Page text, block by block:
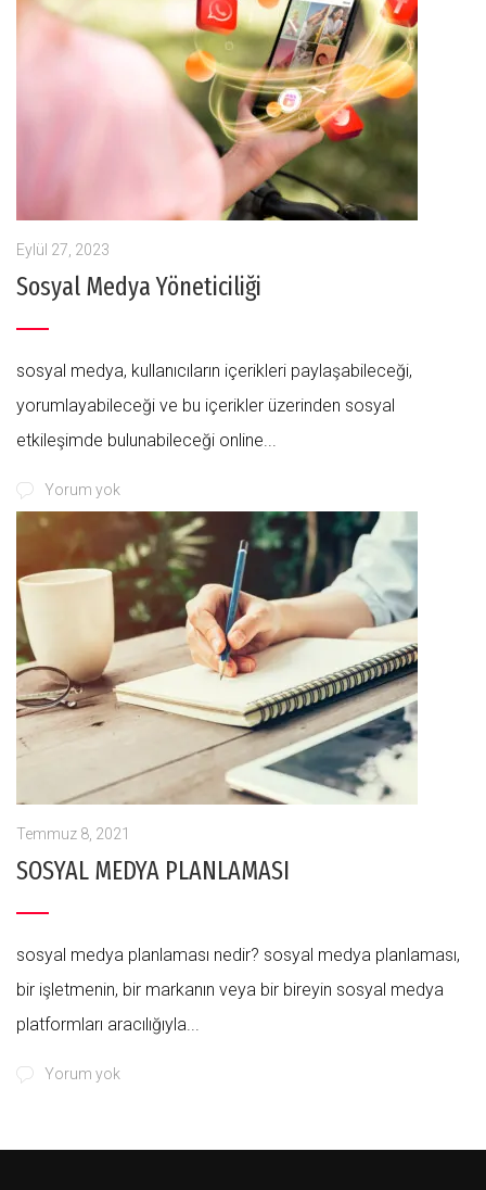
Eylül 27, 2023
Sosyal Medya Yöneticiliği
sosyal medya, kullanıcıların içerikleri paylaşabileceği,
yorumlayabileceği ve bu içerikler üzerinden sosyal
etkileşimde bulunabileceği online...
Yorum yok
Temmuz 8, 2021
SOSYAL MEDYA PLANLAMASI
sosyal medya planlaması nedir? sosyal medya planlaması,
bir işletmenin, bir markanın veya bir bireyin sosyal medya
platformları aracılığıyla...
Yorum yok